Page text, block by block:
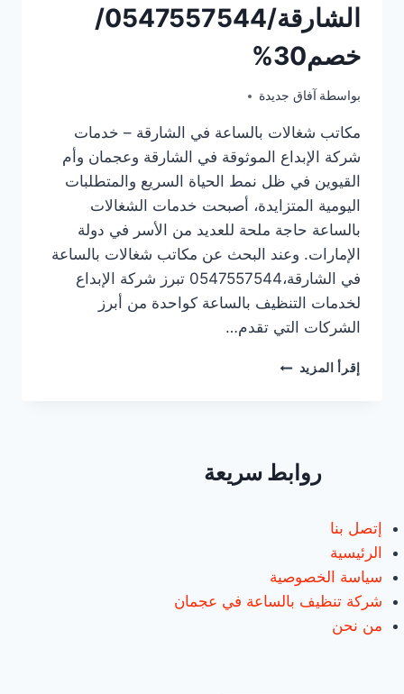
الشارقة/0547557544/
خصم30%
بواسطة آفاق جديدة يونيو 10, 2025
مكاتب شغالات بالساعة في الشارقة – خدمات
شركة الإبداع الموثوقة في الشارقة وعجمان وأم
القيوين في ظل نمط الحياة السريع والمتطلبات
اليومية المتزايدة، أصبحت خدمات الشغالات
بالساعة حاجة ملحة للعديد من الأسر في دولة
الإمارات. وعند البحث عن مكاتب شغالات بالساعة
في الشارقة،0547557544 تبرز شركة الإبداع
لخدمات التنظيف بالساعة كواحدة من أبرز
الشركات التي تقدم…
إقرأ المزيد مكاتب
روابط سريعة
إتصل بنا
الرئيسية
سياسة الخصوصية
شركة تنظيف بالساعة في عجمان
من نحن